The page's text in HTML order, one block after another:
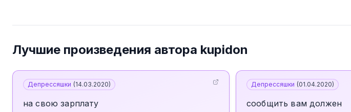
Лучшие произведения автора kupidon
Депрессяшки (14.03.2020)
на свою зарплату
Депрессяшки (01.04.2020)
сообщить вам должен